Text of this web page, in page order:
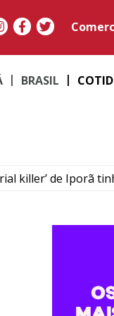
BRASIL
killer’ de Iporã
homicídio que